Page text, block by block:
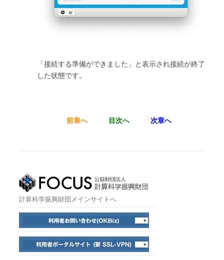
「接続する準備ができました」と表示され接続が終了
した状態です。
前章へ 目次へ 次章へ
計算科学振興財団メインサイトへ